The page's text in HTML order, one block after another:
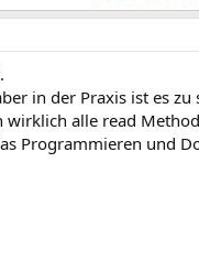
in der Praxis ist es
wirklich alle read
Programmieren und